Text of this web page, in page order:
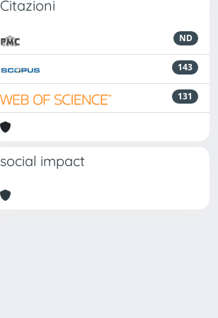
Citazioni
ND
143
131
social impact